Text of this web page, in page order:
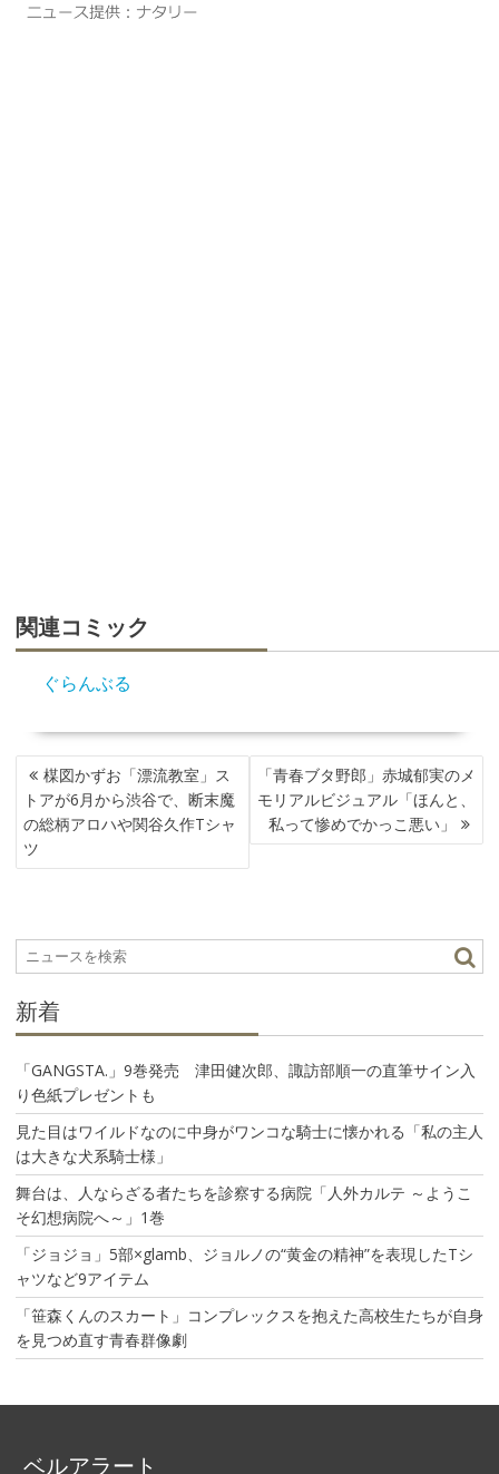
関連コミック
ぐらんぶる
投
稿
ナ
ビ
ゲ
ョ
ン
楳図かずお「漂流教室」ス
トアが6月から渋谷で、断末魔
の総柄アロハや関谷久作Tシャ
ツ
「青春ブタ野郎」赤城郁実のメ
モリアルビジュアル「ほんと、
私って惨めでかっこ悪い」
新着
「GANGSTA.」9巻発売 津田健次郎、諏訪部順一の直筆サイン入
り色紙プレゼントも
見た目はワイルドなのに中身がワンコな騎士に懐かれる「私の主人
は大きな犬系騎士様」
舞台は、人ならざる者たちを診察する病院「人外カルテ ～ようこ
そ幻想病院へ～」1巻
「ジョジョ」5部×glamb、ジョルノの“黄金の精神”を表現したTシ
ャツなど9アイテム
「笹森くんのスカート」コンプレックスを抱えた高校生たちが自身
を見つめ直す青春群像劇
ベルアラート